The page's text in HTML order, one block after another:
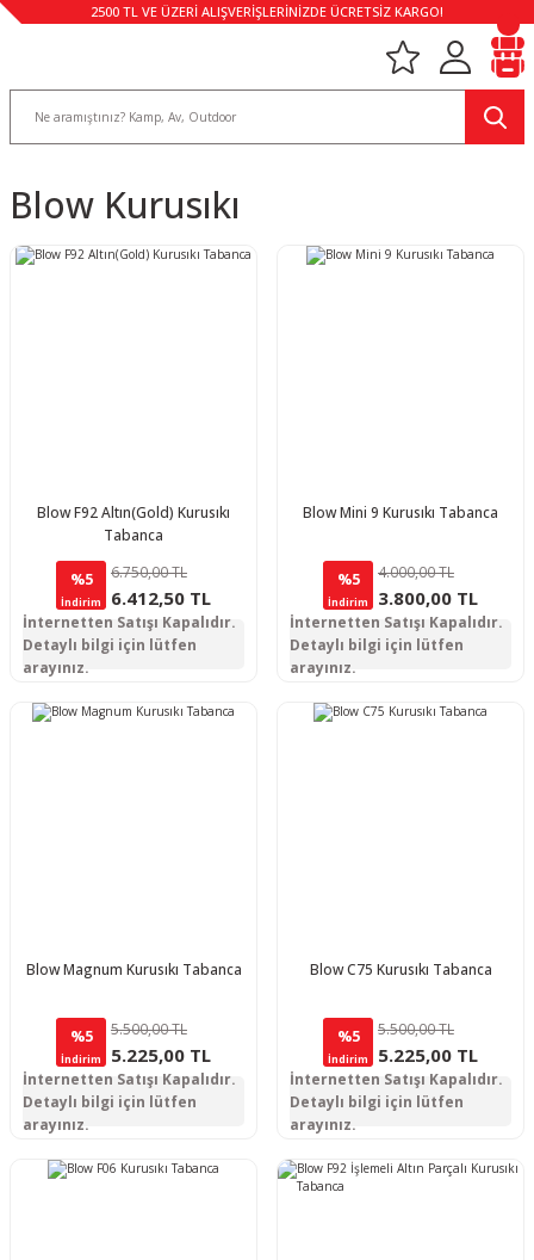
2500 TL VE ÜZERİ ALIŞVERİŞLERİNİZDE ÜCRETSİZ KARGO!
Blow Kurusıkı
Blow F92 Altın(Gold) Kurusıkı
Tabanca
%5
İndirim
6.750,00 TL
6.412,50 TL
İnternetten Satışı Kapalıdır.
Detaylı bilgi için lütfen
arayınız.
Blow Mini 9 Kurusıkı Tabanca
%5
İndirim
4.000,00 TL
3.800,00 TL
İnternetten Satışı Kapalıdır.
Detaylı bilgi için lütfen
arayınız.
Blow Magnum Kurusıkı Tabanca
%5
İndirim
5.500,00 TL
5.225,00 TL
İnternetten Satışı Kapalıdır.
Detaylı bilgi için lütfen
arayınız.
Blow C75 Kurusıkı Tabanca
%5
İndirim
5.500,00 TL
5.225,00 TL
İnternetten Satışı Kapalıdır.
Detaylı bilgi için lütfen
arayınız.